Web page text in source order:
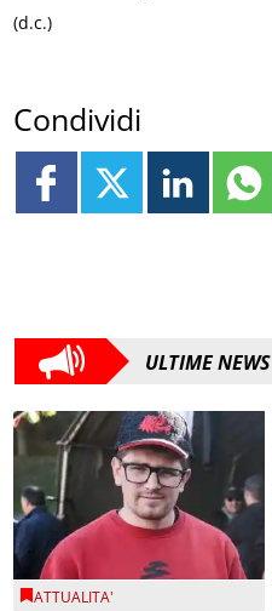
(d.c.)
Condividi
ULTIME NEWS
ATTUALITA'